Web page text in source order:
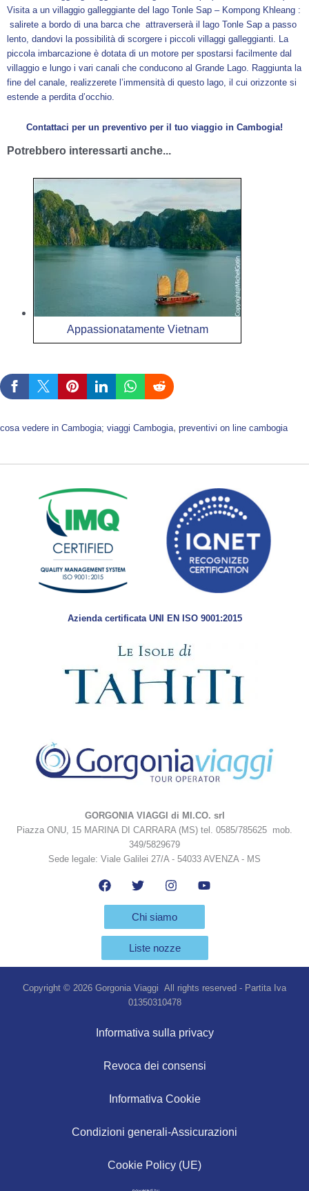
Visita a un villaggio galleggiante del lago Tonle Sap – Kompong Khleang :
salirete a bordo di una barca che attraverserà il lago Tonle Sap a passo
lento, dandovi la possibilità di scorgere i piccoli villaggi galleggianti. La
piccola imbarcazione è dotata di un motore per spostarsi facilmente dal
villaggio e lungo i vari canali che conducono al Grande Lago. Raggiunta la
fine del canale, realizzerete l’immensità di questo lago, il cui orizzonte si
estende a perdita d’occhio.
Contattaci per un preventivo per il tuo viaggio in Cambogia!
Potrebbero interessarti anche...
Appassionatamente Vietnam
cosa vedere in Cambogia; viaggi Cambogia, preventivi on line cambogia
Azienda certificata UNI EN ISO 9001:2015
GORGONIA VIAGGI di MI.CO. srl
Piazza ONU, 15 MARINA DI CARRARA (MS) tel. 0585/785625 mob.
349/5829679
Sede legale: Viale Galilei 27/A - 54033 AVENZA - MS
Chi siamo
Liste nozze
Copyright © 2026 Gorgonia Viaggi All rights reserved - Partita Iva
01350310478
Informativa sulla privacy
Revoca dei consensi
Informativa Cookie
Condizioni generali-Assicurazioni
Cookie Policy (UE)